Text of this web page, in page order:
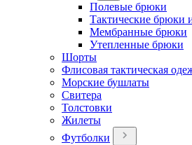
Полевые брюки
Тактические брюки
Мембранные брюки
Утепленные брюки
Шорты
Флисовая тактическая
Морские бушлаты
Свитера
Толстовки
Жилеты
Футболки